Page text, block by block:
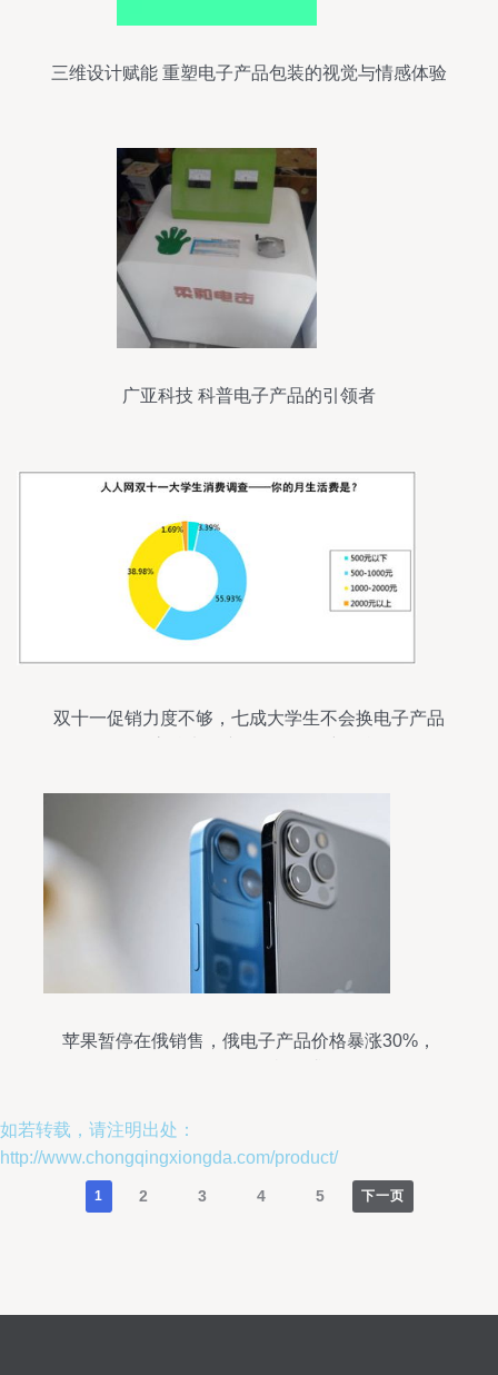
三维设计赋能 重塑电子产品包装的视觉与情感体验
广亚科技 科普电子产品的引领者
双十一促销力度不够，七成大学生不会换电子产品
苹果暂停在俄销售，俄电子产品价格暴涨30%，
如若转载，请注明出处：
http://www.chongqingxiongda.com/product/
1 2 3 4 5 下一页